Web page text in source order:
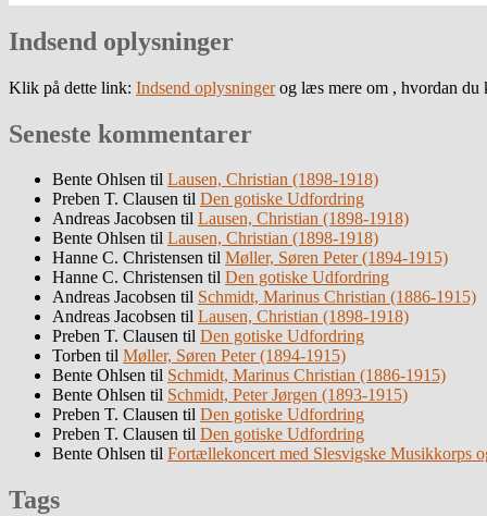
Indsend oplysninger
Klik på dette link: Indsend oplysningerog læs mere om , hvordan du
Seneste kommentarer
Bente Ohlsen til Lausen, Christian (1898-1918)
Preben T. Clausen til Den gotiske Udfordring
Andreas Jacobsen til Lausen, Christian (1898-1918)
Bente Ohlsen til Lausen, Christian (1898-1918)
Hanne C. Christensen til Møller, Søren Peter (1894-1915)
Hanne C. Christensen til Den gotiske Udfordring
Andreas Jacobsen til Schmidt, Marinus Christian (1886-1915)
Andreas Jacobsen til Lausen, Christian (1898-1918)
Preben T. Clausen til Den gotiske Udfordring
Torben til Møller, Søren Peter (1894-1915)
Bente Ohlsen til Schmidt, Marinus Christian (1886-1915)
Bente Ohlsen til Schmidt, Peter Jørgen (1893-1915)
Preben T. Clausen til Den gotiske Udfordring
Preben T. Clausen til Den gotiske Udfordring
Bente Ohlsen til Fortællekoncert med Slesvigske Musikkorps
Tags